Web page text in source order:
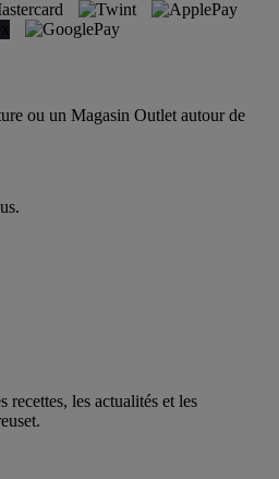
ou un Magasin Outlet autour de
recettes, les actualités et les